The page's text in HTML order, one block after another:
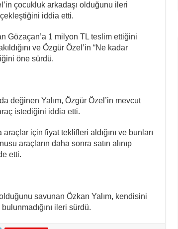
çocukluk arkadaşı olduğunu ileri
iddia etti.
Gözaçan’a 1 milyon TL teslim ettiğini
ve Özgür Özel’in “Ne kadar
öne sürdü.
değinen Yalım, Özgür Özel’in mevcut
istediğini iddia etti.
için fiyat teklifleri aldığını ve bunları
araçların daha sonra satın alınıp
etti.
savunan Özkan Yalım, kendisini
ileri sürdü.